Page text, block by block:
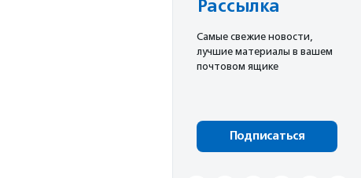
Рассылка
Cамые свежие новости,
лучшие материалы в вашем
почтовом ящике
Подписаться